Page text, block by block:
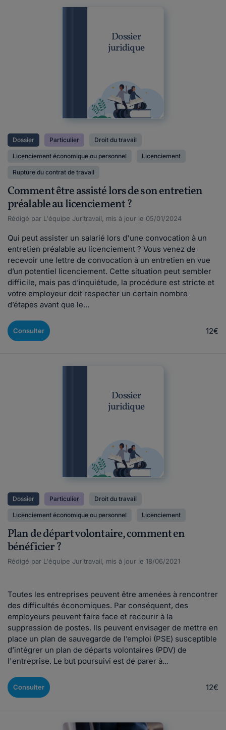
Dossier
juridique
Dossier Particulier Droit du travail
Licenciement économique ou personnel Licenciement
Rupture du contrat de travail
Comment être assisté lors de son entretien
préalable au licenciement ?
Rédigé par L'équipe Juritravail, mis à jour le 05/01/2024
Qui peut assister un salarié lors d'une convocation à un
entretien préalable au licenciement ? Vous venez de
recevoir une lettre de convocation à un entretien en vue
d’un potentiel licenciement. Cette situation peut sembler
difficile, mais pas d’inquiétude, la procédure est stricte et
votre employeur doit respecter un certain nombre
d’étapes avant que le...
Consulter 12€
Dossier
juridique
Dossier Particulier Droit du travail
Licenciement économique ou personnel Licenciement
Plan de départ volontaire, comment en
bénéficier ?
Rédigé par L'équipe Juritravail, mis à jour le 18/06/2021
Toutes les entreprises peuvent être amenées à rencontrer
des difficultés économiques. Par conséquent, des
employeurs peuvent faire face et recourir à la
suppression de postes. Ils peuvent envisager de mettre en
place un plan de sauvegarde de l’emploi (PSE) susceptible
d’intégrer un plan de départs volontaires (PDV) de
l'entreprise. Le but poursuivi est de parer à...
Consulter 12€